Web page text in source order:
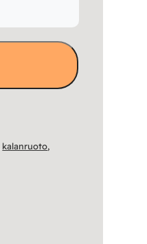
kalanruoto,